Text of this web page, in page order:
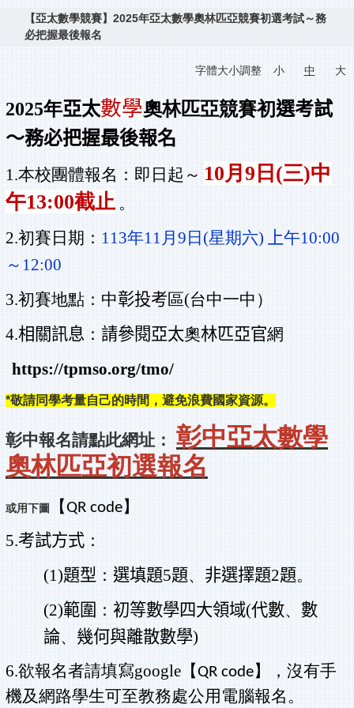
【亞太數學競賽】2025年亞太數學奧林匹亞競賽初選考試～務
必把握最後報名
字體大小調整 小 中 大
2025年亞太數學奧林匹亞競賽初選考試
～務必把握最後報名
1.本校團體報名：即日起～ 10月9日(三)中
午13:00截止 。
2.初賽日期： 113年11月9日(星期六) 上午10:00
～12:00
3.初賽地點：中彰投考區(台中一中）
4.相關訊息 ： 請參閱亞太奧林匹亞官網
https://tpmso.org/tmo/
*敬請同學考量自己的時間，避免浪費國家資源。
彰中報名請點此網址：
彰中亞太數學
奧林匹亞初選報名
或用下圖 【QR code】
5.考試方式 ：
(1)題型 ： 選填題5題、 非選擇題2題。
(2)範圍 ： 初等數學四大領域(代數、 數
論、 幾何與離散數學)
6.欲報名者請填寫google 【QR code】
，沒有手
機及網路學生可至教務處公用電腦報名。